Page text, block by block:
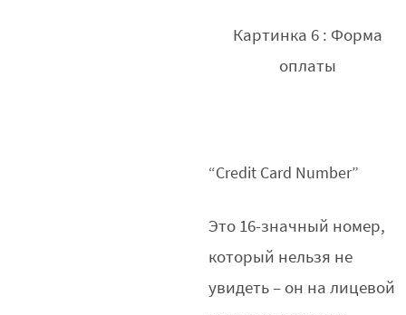
Картинка 6 : Форма
оплаты
“Credit Card Number”
Это 16-значный номер,
который нельзя не
увидеть – он на лицевой